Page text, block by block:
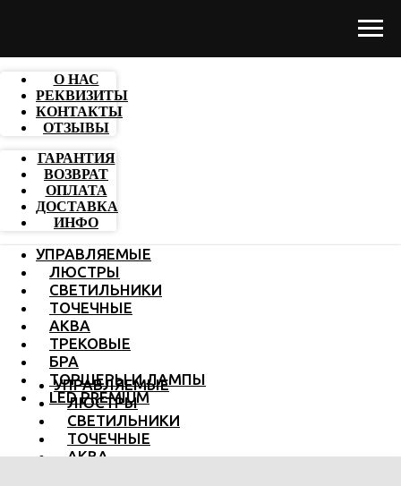
О НАС
РЕКВИЗИТЫ
КОНТАКТЫ
ОТЗЫВЫ
ГАРАНТИЯ
ВОЗВРАТ
ОПЛАТА
ДОСТАВКА
ИНФО
УПРАВЛЯЕМЫЕ
ЛЮСТРЫ
СВЕТИЛЬНИКИ
ТОЧЕЧНЫЕ
АКВА
ТРЕКОВЫЕ
БРА
ТОРШЕРЫ И ЛАМПЫ
LED PREMIUM
УПРАВЛЯЕМЫЕ
ЛЮСТРЫ
СВЕТИЛЬНИКИ
ТОЧЕЧНЫЕ
АКВА